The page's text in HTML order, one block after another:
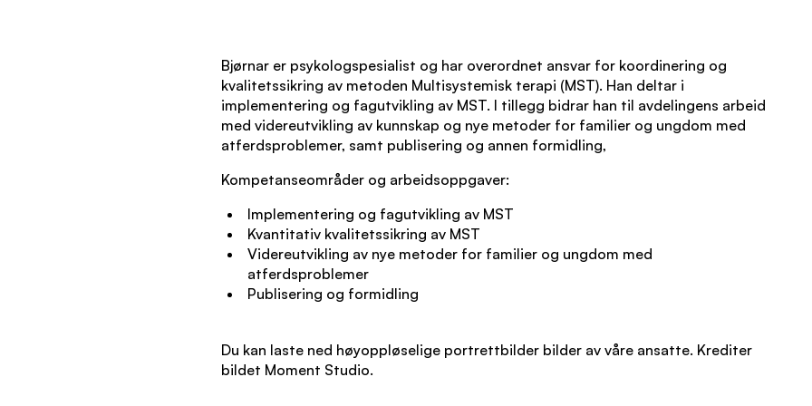
Bjørnar er psykologspesialist og har overordnet ansvar for koordinering og
kvalitetssikring av metoden Multisystemisk terapi (MST). Han deltar i
implementering og fagutvikling av MST. I tillegg bidrar han til avdelingens arbeid
med videreutvikling av kunnskap og nye metoder for familier og ungdom med
atferdsproblemer, samt publisering og annen formidling,
Kompetanseområder og arbeidsoppgaver:
Implementering og fagutvikling av MST
Kvantitativ kvalitetssikring av MST
Videreutvikling av nye metoder for familier og ungdom med
atferdsproblemer
Publisering og formidling
Du kan laste ned høyoppløselige portrettbilder bilder av våre ansatte. Krediter
bildet Moment Studio.